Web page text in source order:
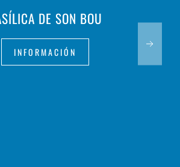
DE SON BOU
INFORMACIÓN